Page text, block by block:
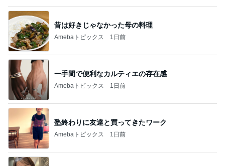
昔は好きじゃなかった母の料理
Amebaトピックス 1日前
一手間で便利なカルティエの存在感
Amebaトピックス 1日前
塾終わりに友達と買ってきたワーク
Amebaトピックス 1日前